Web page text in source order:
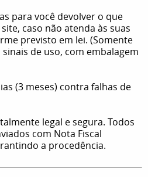
para você devolver o que
caso não atenda às suas
previsto em lei. (Somente
de uso, com embalagem
(3 meses) contra falhas de
legal e segura. Todos
com Nota Fiscal
a procedência.